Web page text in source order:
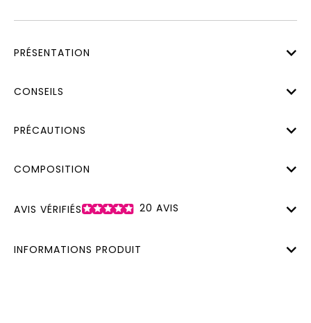
PRÉSENTATION
CONSEILS
PRÉCAUTIONS
COMPOSITION
AVIS VÉRIFIÉS 20 AVIS
INFORMATIONS PRODUIT